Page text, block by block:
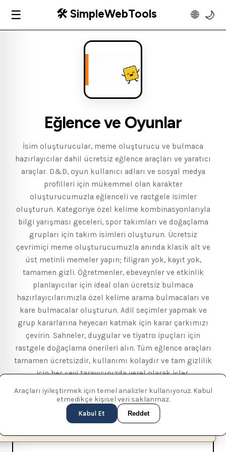
☰ 🛠️ SimpleWebTools 🌐 🌙
Araçları iyileştirmek için temel analizler kullanıyoruz. Kabul
etmedikçe kişisel veri saklanmaz.
Kabul Et Reddet
Eğlence ve Oyunlar
İsim oluşturucular, meme oluşturucu ve bulmaca
hazırlayıcılar dahil ücretsiz eğlence araçları ve yaratıcı
araçlar. D&D, oyun kullanıcı adları ve sosyal medya
profilleri için mükemmel olan karakter
oluşturucumuzla eğlenceli ve rastgele isimler
oluşturun. Kategoriye özel kelime kombinasyonlarıyla
bilgi yarışması geceleri, spor takımları ve doğaçlama
grupları için takım isimleri oluşturun. Ücretsiz
çevrimiçi meme oluşturucumuzla anında klasik alt ve
üst metinli memeler yapın; filigran yok, kayıt yok,
tamamen gizli. Öğretmenler, ebeveynler ve etkinlik
planlayıcılar için ideal olan ücretsiz bulmaca
hazırlayıcılarımızla özel kelime arama bulmacaları ve
kare bulmacalar oluşturun. Adil seçimler yapmak ve
grup kararlarına heyecan katmak için karar çarkımızı
çevirin. Sahneler, duygular ve tiyatro ipuçları için
rastgele doğaçlama önerileri alın. Tüm eğlence araçları
tamamen ücretsizdir, kullanımı kolaydır ve tam gizlilik
için her şeyi tarayıcınızda yerel olarak işler.
Kelime Avı Oluşturucu
Özel kelime avı bulmacaları oluştur.